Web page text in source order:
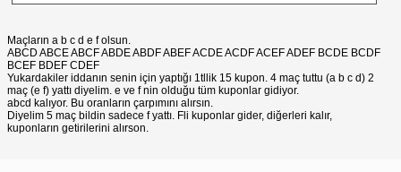
Maçların a b c d e f olsun.
ABCD ABCE ABCF ABDE ABDF ABEF ACDE ACDF ACEF ADEF BCDE BCDF
BCEF BDEF CDEF
Yukardakiler iddanın senin için yaptığı 1tllik 15 kupon. 4 maç tuttu (a b c d) 2
maç (e f) yattı diyelim. e ve f nin olduğu tüm kuponlar gidiyor.
abcd kalıyor. Bu oranların çarpımını alırsın.
Diyelim 5 maç bildin sadece f yattı. Fli kuponlar gider, diğerleri kalır,
kuponların getirilerini alırson.